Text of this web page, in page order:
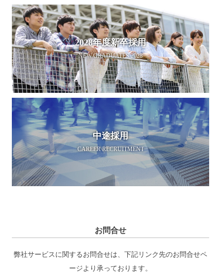
2028年度新卒採用
NEW GRADUATES 2028
中途採用
CAREER RECRUITMENT
お問合せ
弊社サービスに関するお問合せは、下記リンク先のお問合せペ
ージより承っております。